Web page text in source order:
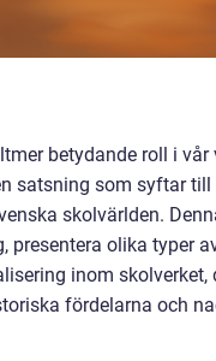
betydande roll i vår
satsning som syftar
skolvärlden.
presentera olika typer
inom skolverket,
fördelarna och